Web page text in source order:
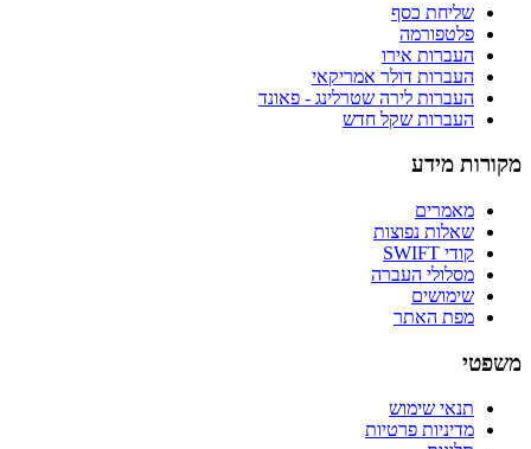
שליחת כסף
פלטפורמה
העברות אירו
העברות דולר אמריקאי
העברות לירה שטרלינג - פאונד
העברות שקל חדש
מקורות מידע
מאמרים
שאלות נפוצות
קודי SWIFT
מסלולי העברה
שימושים
מפת האתר
משפטי
תנאי שימוש
מדיניות פרטיות